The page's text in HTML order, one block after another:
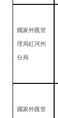
國家外匯管
理局紅河州
分局
國家外匯管